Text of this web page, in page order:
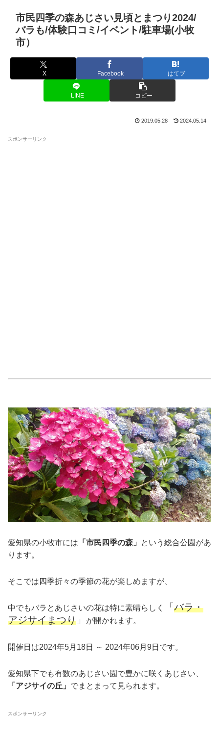
市民四季の森あじさい見頃とまつり2024/
バラも/体験口コミ/イベント/駐車場(小牧
市）
X Facebook はてブ
LINE コピー
2019.05.28 2024.05.14
スポンサーリンク
愛知県の小牧市には 「市民四季の森」
という総合公園があ
ります。
そこでは四季折々の季節の花が楽しめますが、
中でもバラとあじさいの花は特に素晴らしく 「 バラ・
アジサイまつり 」 が開かれます。
開催日は2024年5月18日 ～ 2024年06月9日です。
愛知県下でも有数のあじさい園で豊かに咲くあじさい、
「アジサイの丘」 でまとまって見られます。
スポンサーリンク